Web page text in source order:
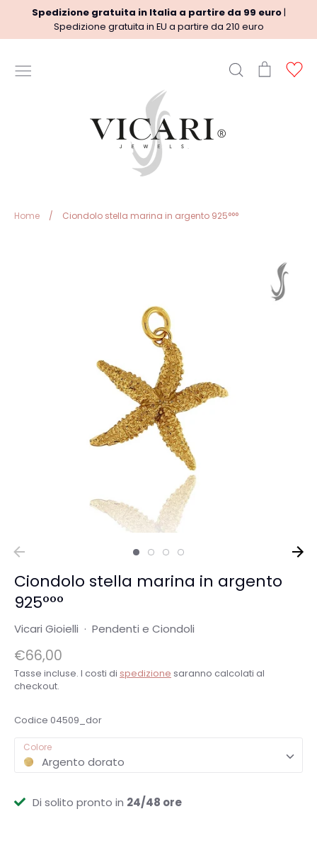
contenuto
Spedizione gratuita in Italia a partire da 99 euro|
Spedizione gratuita in EU a partire da 210 euro
Cerca
Termini del Servizio
Informazioni sulle spedizioni
Privacy Policy
Carrello
Home / Ciondolo stella marina in argento 925°°°
Ciondolo stella marina in argento
925°°°
Vicari Gioielli · Pendenti e Ciondoli
€66,00
Tasse incluse. I costi di spedizione saranno calcolati al
checkout.
Codice 04509_dor
Colore
Argento dorato
Di solito pronto in 24/48 ore